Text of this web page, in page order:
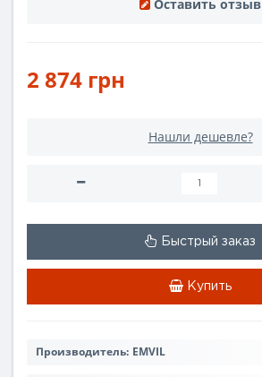
Оставить отзыв
2 874 грн
Нашли дешевле?
Быстрый заказ
Купить
Производитель: EMVIL